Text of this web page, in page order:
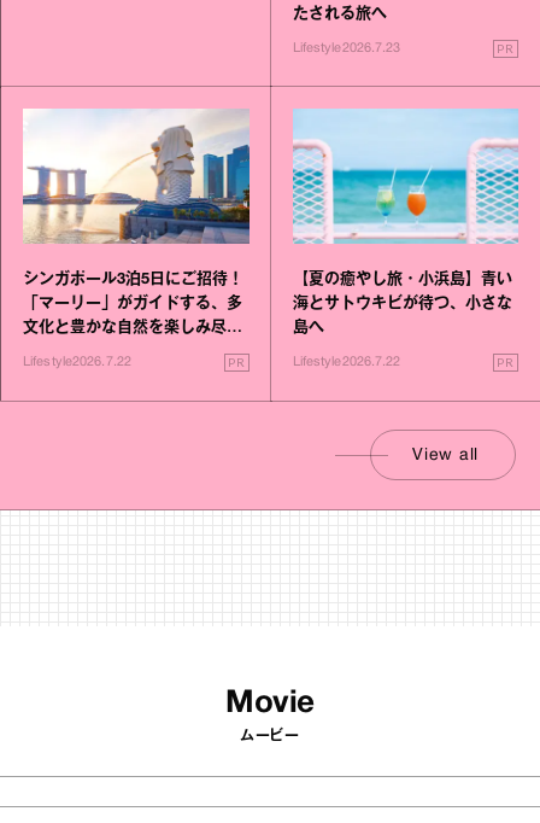
たされる旅へ
Lifestyle2026.7.23 PR
シンガポール3泊5日にご招待！
「マーリー」がガイドする、多
文化と豊かな自然を楽しみ尽く
Lifestyle2026.7.22 PR
【夏の癒やし旅・小浜島】青い
海とサトウキビが待つ、小さな
島へ
Lifestyle2026.7.22 PR
View all
Movie
ムービー